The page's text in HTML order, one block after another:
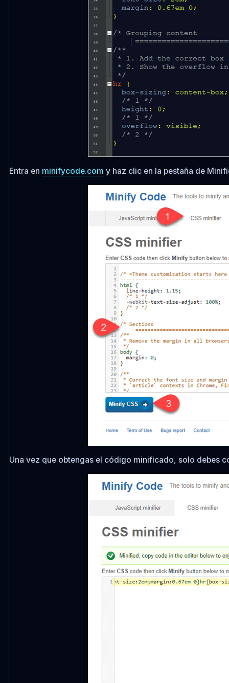
Entra en minifycode.com y haz clic en la pestaña de
Una vez que obtengas el código minificado, solo debes